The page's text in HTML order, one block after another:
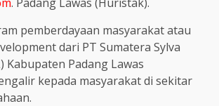
pemberdayaan masyarakat atau
dari PT Sumatera Sylva
Kabupaten Padang Lawas
kepada masyarakat di sekitar